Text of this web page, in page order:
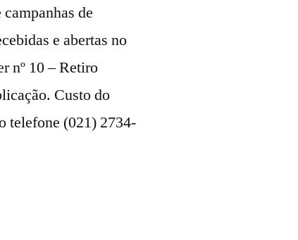
de
e abertas no
nº 10 – Retiro
Custo do
telefone (021) 2734-